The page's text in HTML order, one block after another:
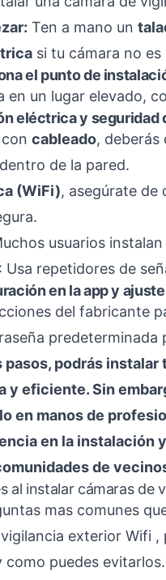
Ten a mano un
si tu cámara no es
el punto de
en un lugar elevado,
eléctrica y seguridad
cableado,
de la pared.
(WiFi), asegúrate de
usuarios
: Usa repetidores de
en la app y
del fabricante
predeterminada
pasos, podrás
y eficiente. Sin
en manos de
en la instalación
de
al instalar cámaras de
mas comunes
exterior Wifi
como puedes evitarlos.